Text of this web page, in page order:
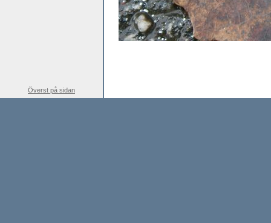
Överst på sidan